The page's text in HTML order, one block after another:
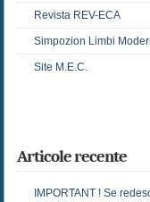
Revista REV-ECA
Simpozion Limbi
Site M.E.C.
Articole recente
IMPORTANT ! Se